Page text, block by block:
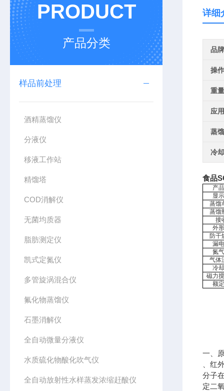
PRODUCT
产品分类
样品前处理
酒精蒸馏仪
分液仪
移液工作站
精馏塔
COD消解仪
无菌均质器
脂肪测定仪
凯式定氮仪
多管旋涡混合仪
氟化物蒸馏仪
石墨消解仪
全自动微量分液仪
水质硫化物酸化吹气仪
全自动放射性水样蒸发浓缩赶酸仪
详细
品牌
操
重量
应
蒸
冷
食品
产
显
蒸馏
蒸馏
接
外
防干
漏
氮
气体
冷
磁力
额
一、
、红
分子
定二